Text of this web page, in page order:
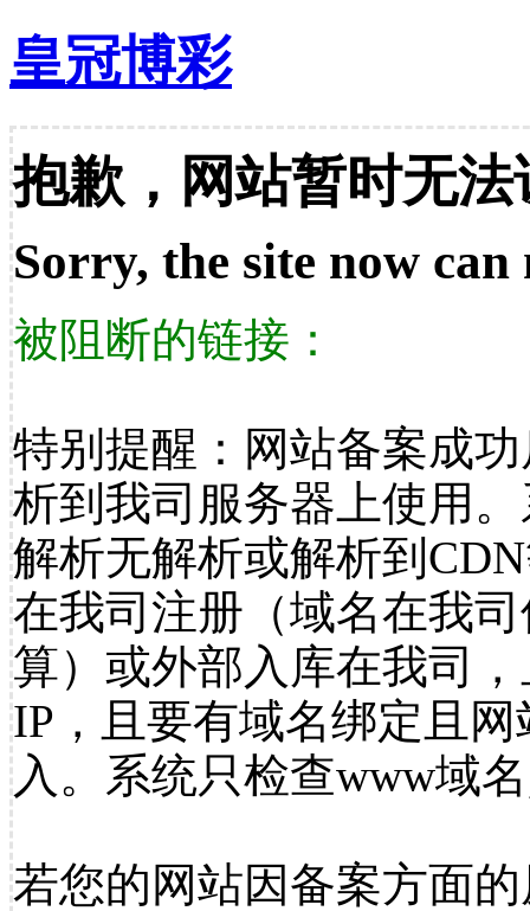
皇冠博彩
抱歉，网站暂时无法
Sorry, the site now can
被阻断的链接：
特别提醒：网站备案成
析到我司服务器上使用
解析无解析或解析到
在我司注册（域名在我
算）或外部入库在我司
IP，且要有域名绑定且
入。系统只检查www域
若您的网站因备案方面